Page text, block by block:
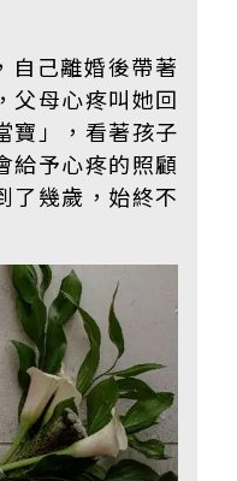
自己離婚後帶著
父母心疼叫她回
寶」， 看著孩子
給予心疼的照顧
了幾歲，始終不